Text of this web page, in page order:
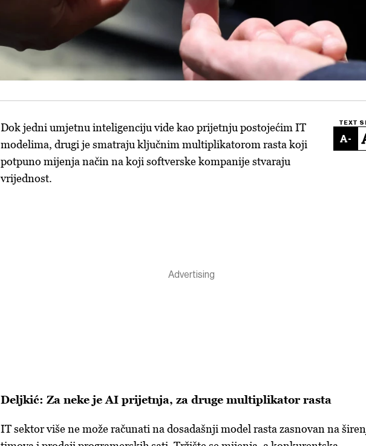
TEXT
-
Dok jedni umjetnu inteligenciju vide kao prijetnju postojećim IT
modelima, drugi je smatraju ključnim multiplikatorom rasta koji
potpuno mijenja način na koji softverske kompanije stvaraju
vrijednost.
Deljkić: Za neke je AI prijetnja, za druge multiplikator rasta
IT sektor više ne može računati na dosadašnji model rasta zasnovan na